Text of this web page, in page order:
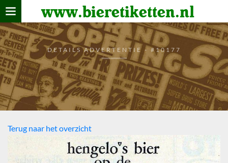
www.bieretiketten.nl
Home
verzamelen
De bierkaart
Bezoekers
DETAILS ADVERTENTIE - #10177
Terug naar het overzicht